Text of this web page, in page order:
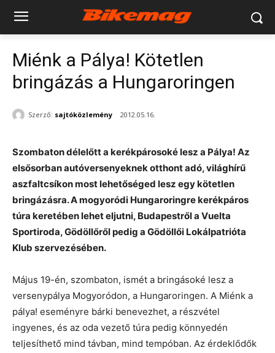
Miénk a Pálya! Kötetlen
bringázás a Hungaroringen
Szerző: sajtóközlemény 2012.05.16.
Szombaton délelőtt a kerékpárosoké lesz a Pálya! Az
elsősorban autóversenyeknek otthont adó, világhírű
aszfaltcsíkon most lehetőséged lesz egy kötetlen
bringázásra. A mogyoródi Hungaroringre kerékpáros
túra keretében lehet eljutni, Budapestről a Vuelta
Sportiroda, Gödöllőről pedig a Gödöllői Lokálpatrióta
Klub szervezésében.
Május 19-én, szombaton, ismét a bringásoké lesz a
versenypálya Mogyoródon, a Hungaroringen. A Miénk a
pálya! eseményre bárki benevezhet, a részvétel
ingyenes, és az oda vezető túra pedig könnyedén
teljesíthető mind távban, mind tempóban. Az érdeklődők